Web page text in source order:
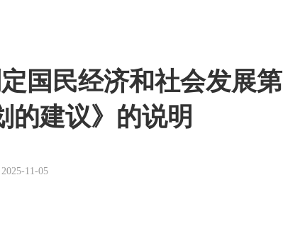
国民经济和社会发展第
的建议》的说明
11-05